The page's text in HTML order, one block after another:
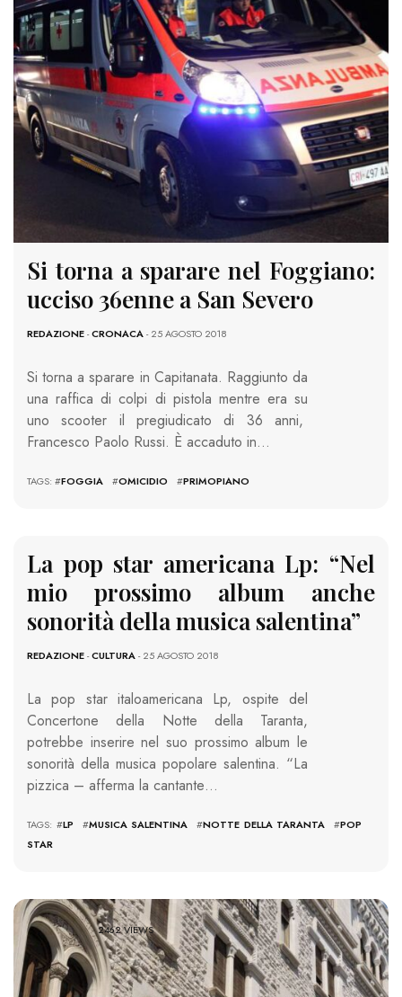
Si torna a sparare nel Foggiano:
ucciso 36enne a San Severo
REDAZIONE-CRONACA- 25 AGOSTO 2018
Si torna a sparare in Capitanata. Raggiunto da
una raffica di colpi di pistola mentre era su
uno scooter il pregiudicato di 36 anni,
Francesco Paolo Russi. È accaduto in…
TAGS: #FOGGIA #OMICIDIO #PRIMOPIANO
La pop star americana Lp: “Nel
mio prossimo album anche
sonorità della musica salentina”
REDAZIONE-CULTURA- 25 AGOSTO 2018
La pop star italoamericana Lp, ospite del
Concertone della Notte della Taranta,
potrebbe inserire nel suo prossimo album le
sonorità della musica popolare salentina. “La
pizzica – afferma la cantante…
TAGS: #LP #MUSICA SALENTINA #NOTTE DELLA TARANTA #POP
STAR
2462 VIEWS